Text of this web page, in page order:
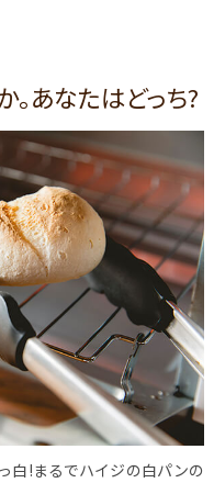
。あなたはどっち?
白!まるでハイジの白パンの